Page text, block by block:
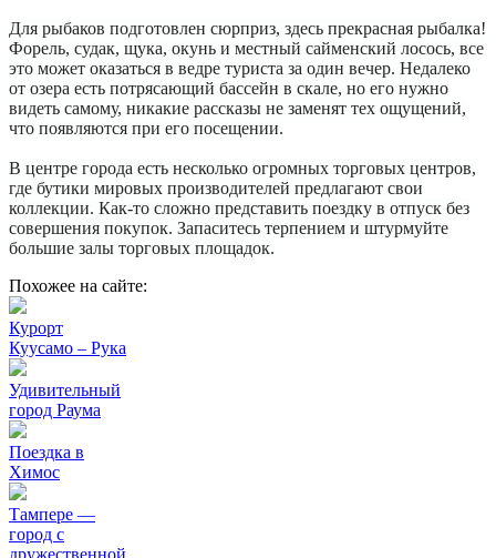
Для рыбаков подготовлен сюрприз, здесь прекрасная рыбалка!
Форель, судак, щука, окунь и местный сайменский лосось, все
это может оказаться в ведре туриста за один вечер. Недалеко
от озера есть потрясающий бассейн в скале, но его нужно
видеть самому, никакие рассказы не заменят тех ощущений,
что появляются при его посещении.
В центре города есть несколько огромных торговых центров,
где бутики мировых производителей предлагают свои
коллекции. Как-то сложно представить поездку в отпуск без
совершения покупок. Запаситесь терпением и штурмуйте
большие залы торговых площадок.
Похожее на сайте:
Курорт
Куусамо – Рука
Удивительный
город Раума
Поездка в
Химос
Тампере —
город с